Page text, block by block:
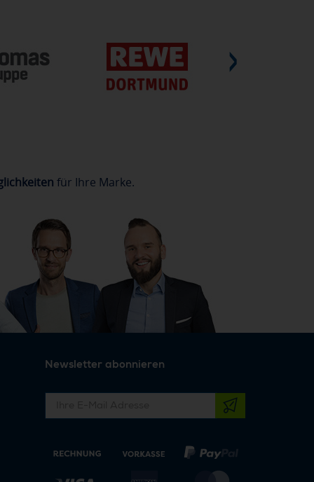
für Ihre Marke.
Newsletter abonnieren